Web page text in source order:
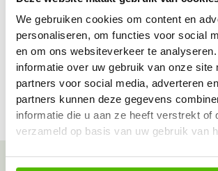
We gebruiken cookies om content en
personaliseren, om functies voor social
en om ons websiteverkeer te
informatie over uw gebruik van onze site
partners voor social media, adverteren
partners kunnen deze gegevens
informatie die u aan ze heeft verstrekt of
verzameld op basis van uw gebruik van
De meest voorkomende vragen over
je hier.
Bekijk alle antwoorden